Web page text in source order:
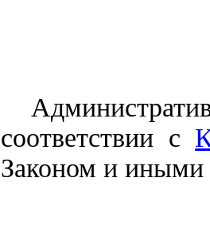
соответствии с
Законом и иными